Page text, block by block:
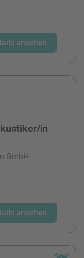
ansehen
in
GmbH
ansehen